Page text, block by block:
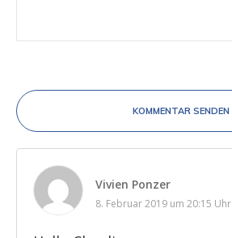
KOMMENTAR SENDEN
Vivien Ponzer
8. Februar 2019 um 20:15 Uhr